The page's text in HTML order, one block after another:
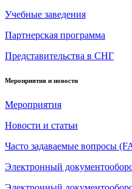
Учебные заведения
Партнерская программа
Представительства в СНГ
Мероприятия и новости
Мероприятия
Новости и статьи
Часто задаваемые вопросы
Электронный